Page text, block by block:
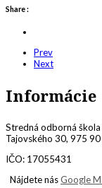
Share :
Prev
Next
Informácie
Stredná odborná
Tajovského 30, 975
IČO: 17055431
Nájdete násGoogle